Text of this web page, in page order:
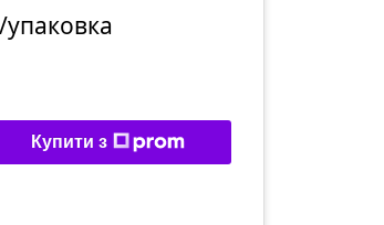
упаковка
Купити з